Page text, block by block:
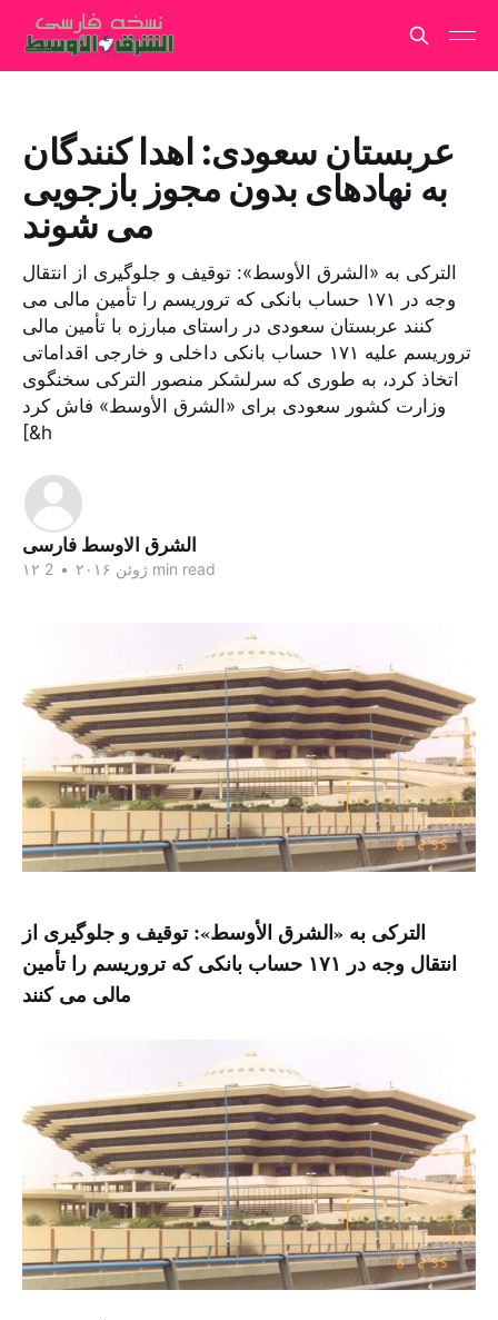
عربستان سعودی: اهدا کنندگان
به نهادهای بدون مجوز بازجویی
می شوند
الترکی به «الشرق الأوسط»: توقیف و جلوگیری از انتقال
وجه در ۱۷۱ حساب بانکی که تروریسم را تأمین مالی می
کنند عربستان سعودی در راستای مبارزه با تأمین مالی
تروریسم علیه ۱۷۱ حساب بانکی داخلی و خارجی اقداماتی
اتخاذ کرد، به طوری که سرلشکر منصور الترکی سخنگوی
وزارت کشور سعودی برای «الشرق الأوسط» فاش کرد
[&h
الشرق الاوسط فارسی
۱۲ ژوئن ۲۰۱۶ • 2 min read
الترکی به «الشرق الأوسط»: توقیف و جلوگیری از
انتقال وجه در ۱۷۱ حساب بانکی که تروریسم را تأمین
مالی می کنند